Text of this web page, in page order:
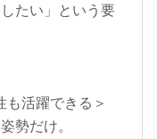
たい」という要
も活躍できる＞
勢だけ。